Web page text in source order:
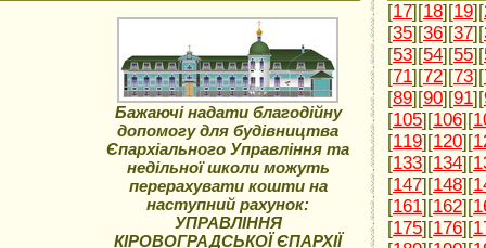
Бажаючі надати благодійну
допомогу для будівництва
Єпархіального Управління та
недільної школи можуть
перерахувати кошти на
наступний рахунок:
УПРАВЛІННЯ
КІРОВОГРАДСЬКОЇ ЄПАРХІЇ
[17][18][19][
[35][36][37][
[53][54][55][
[71][72][73][
[89][90][91][
[105][106][
[119][120][
[133][134][
[147][148][
[161][162][
[175][176][